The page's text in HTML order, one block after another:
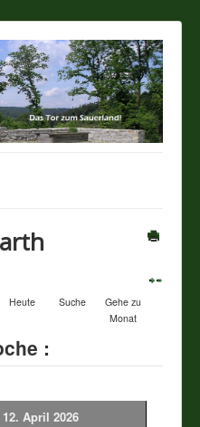
Heute Suche
Gehe zu
Monat
:
April 2026